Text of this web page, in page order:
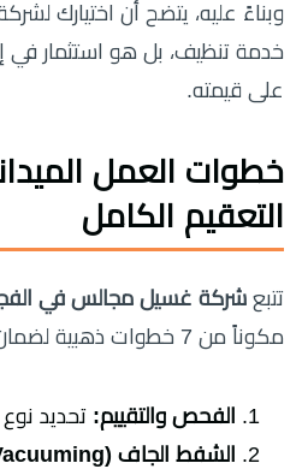
وبناءً عليه، يتضح أن اختيارك
خدمة تنظيف، بل هو استثمار في
على قيمته.
خطوات العمل
التعقيم الكامل
تتبع شركة غسيل مجالس في
مكوناً من 7 خطوات ذهبية لضمان النتيجة المثالية.
الفحص والتقييم: تحديد
الشفط الجاف (HEPA Vacuuming):